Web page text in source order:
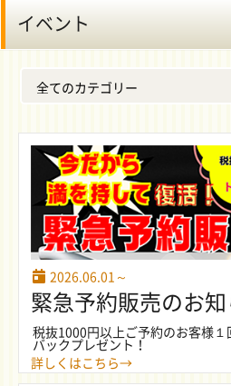
イベント
2026.06.01～
緊急予約販売のお
税抜1000円以上ご予約のお客様
バックプレゼント！
詳しくはこちら→